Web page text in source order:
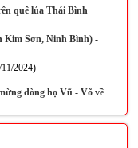
quê lúa Thái Bình
Kim Sơn, Ninh Bình) -
2024)
dòng họ Vũ - Võ về